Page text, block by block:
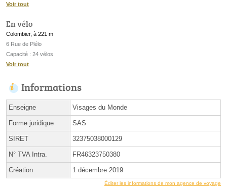
Voir tout
En vélo
Colombier, à 221 m
6 Rue de Plélo
Capacité : 24 vélos
Voir tout
Informations
Enseigne Visages du Monde
Forme juridique SAS
SIRET 32375038000129
N° TVA Intra. FR46323750380
Création 1 décembre 2019
Éditer les informations de mon agence de voyage